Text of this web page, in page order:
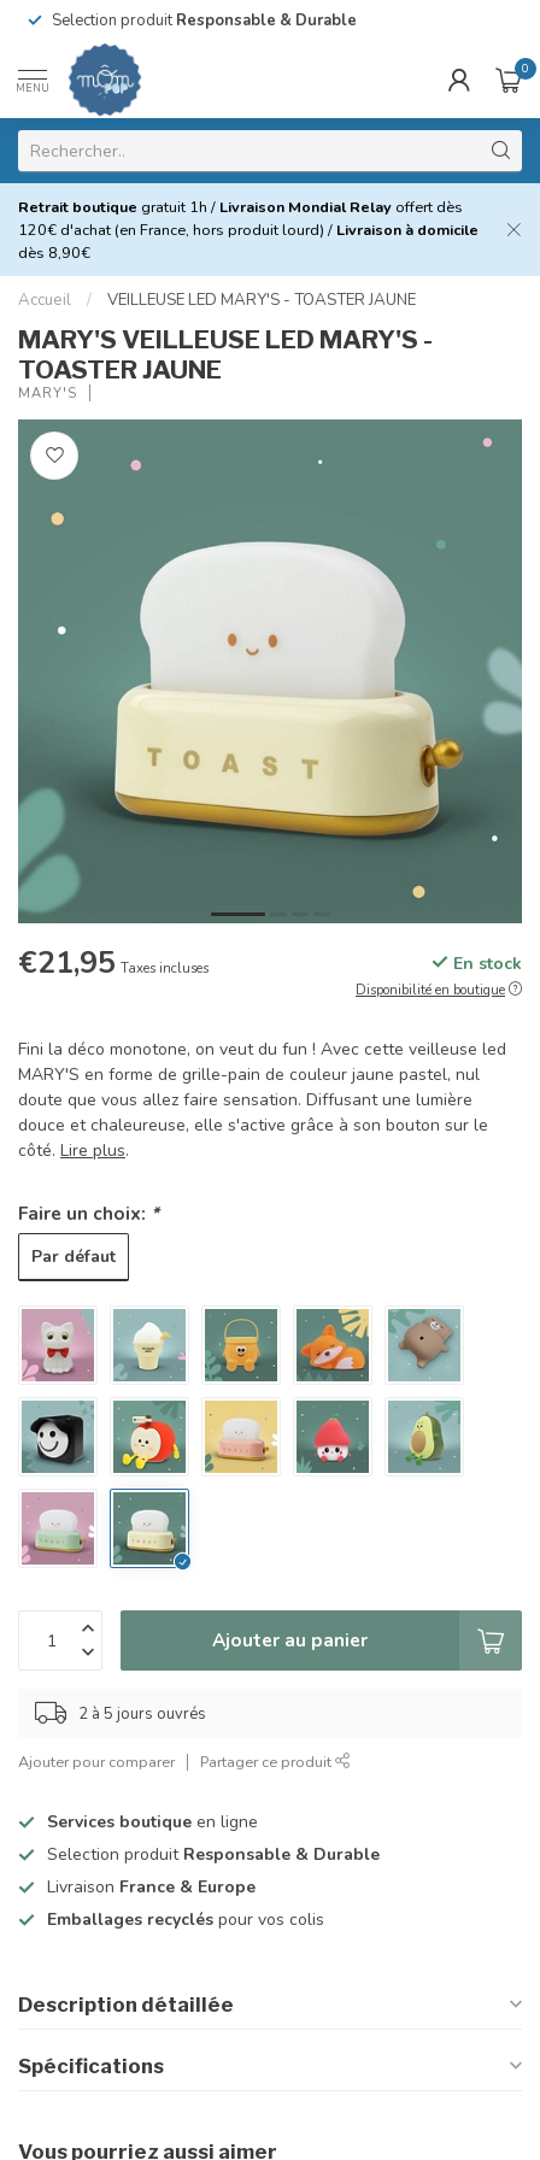
Selection produitResponsable & Durable
MENU
0
Retrait boutique gratuit 1h / Livraison Mondial Relay offert dès
120€ d'achat (en France, hors produit lourd) / Livraison à domicile
dès 8,90€
Accueil / VEILLEUSE LED MARY'S - TOASTER JAUNE
MARY'S VEILLEUSE LED MARY'S -
TOASTER JAUNE
MARY'S
€21,95 Taxes incluses En stock
Disponibilité en boutique
Fini la déco monotone, on veut du fun ! Avec cette veilleuse led
MARY'S en forme de grille-pain de couleur jaune pastel, nul
doute que vous allez faire sensation. Diffusant une lumière
douce et chaleureuse, elle s'active grâce à son bouton sur le
côté. Lire plus.
Faire un choix: *
Par défaut
Ajouter au panier
2 à 5 jours ouvrés
Ajouter pour comparer Partager ce produit
Services boutique en ligne
Selection produit Responsable & Durable
Livraison France & Europe
Emballages recyclés pour vos colis
Description détaillée
Spécifications
Vous pourriez aussi aimer